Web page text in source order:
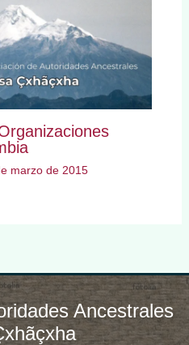
marzo de 2015
Ancestrales